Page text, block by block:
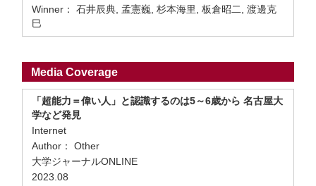
Winner： 石井辰典, 孟憲巍, 杉本海里, 板倉昭二, 渡邊克
巳
Media Coverage
「超能力＝偉い人」と認識するのは5～6歳から 名古屋大
学など発見
Internet
Author： Other
大学ジャーナルONLINE
2023.08